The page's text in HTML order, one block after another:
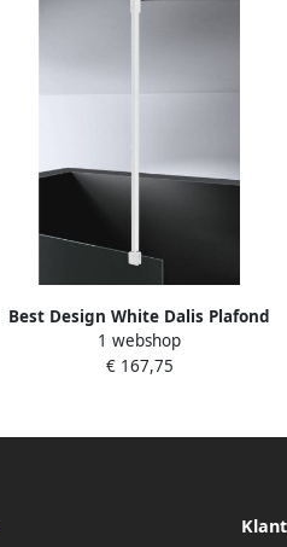
Best Design White Dalis Plafond
Stabilisatiestang 100cm voor 8mm
glasdikte mat wit 4014020
1 webshop
€ 167,75